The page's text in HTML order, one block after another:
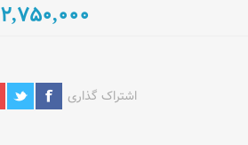
۲,۷۵۰,۰۰۰ تومان
اشتراک گذاری